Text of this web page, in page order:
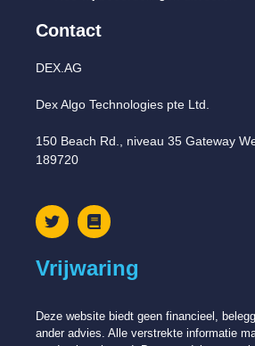
Contact
DEX.AG
Dex Algo Technologies pte Ltd.
150 Beach Rd., niveau 35 Gateway
189720
Vrijwaring
Deze website biedt geen financieel,
ander advies. Alle verstrekte informatie